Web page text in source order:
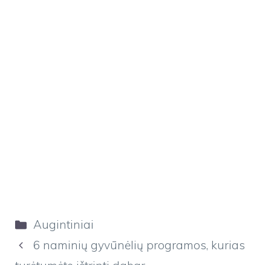
Kategorijos
Augintiniai
6 naminių gyvūnėlių programos, kurias